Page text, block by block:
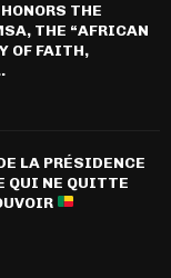
THE
THE “AFRICAN
OF FAITH,
LA PRÉSIDENCE
QUI NE QUITTE